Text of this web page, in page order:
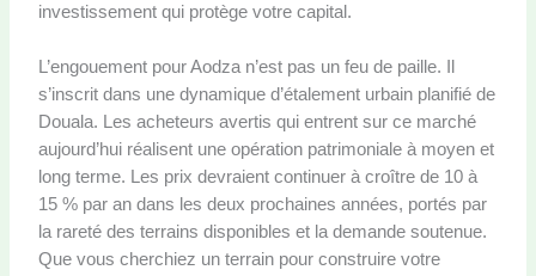
investissement qui protège votre capital.
L’engouement pour Aodza n’est pas un feu de paille. Il
s’inscrit dans une dynamique d’étalement urbain planifié de
Douala. Les acheteurs avertis qui entrent sur ce marché
aujourd’hui réalisent une opération patrimoniale à moyen et
long terme. Les prix devraient continuer à croître de 10 à
15 % par an dans les deux prochaines années, portés par
la rareté des terrains disponibles et la demande soutenue.
Que vous cherchiez un terrain pour construire votre